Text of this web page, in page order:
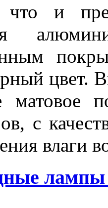
что и
цвет.
матовое
с
влаги
лампы